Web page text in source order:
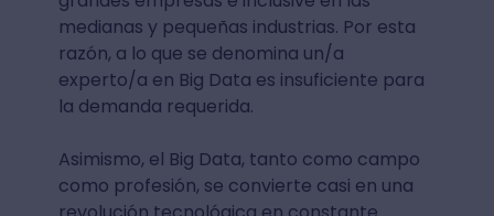
medianas y pequeñas industrias. Por esta
razón, a lo que se denomina un/a
experto/a en Big Data es insuficiente para
la demanda requerida.
Asimismo, el Big Data, tanto como campo
como profesión, se convierte casi en una